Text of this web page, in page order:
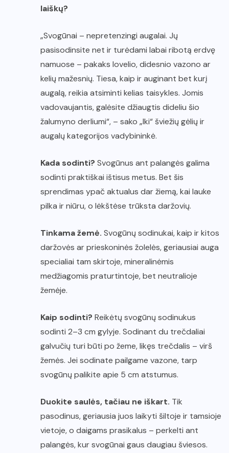
laiškų?
„Svogūnai – nepretenzingi augalai. Jų
pasisodinsite net ir turėdami labai ribotą erdvę
namuose – pakaks lovelio, didesnio vazono ar
kelių mažesnių. Tiesa, kaip ir auginant bet kurį
augalą, reikia atsiminti kelias taisykles. Jomis
vadovaujantis, galėsite džiaugtis dideliu šio
žalumyno derliumi“, – sako „Iki“ šviežių gėlių ir
augalų kategorijos vadybininkė.
Kada sodinti? Svogūnus ant palangės galima
sodinti praktiškai ištisus metus. Bet šis
sprendimas ypač aktualus dar žiemą, kai lauke
pilka ir niūru, o lėkštėse trūksta daržovių.
Tinkama žemė. Svogūnų sodinukai, kaip ir kitos
daržovės ar prieskoninės žolelės, geriausiai auga
specialiai tam skirtoje, mineralinėmis
medžiagomis praturtintoje, bet neutralioje
žemėje.
Kaip sodinti? Reikėtų svogūnų sodinukus
sodinti 2–3 cm gylyje. Sodinant du trečdaliai
galvučių turi būti po žeme, likęs trečdalis – virš
žemės. Jei sodinate pailgame vazone, tarp
svogūnų palikite apie 5 cm atstumus.
Duokite saulės, tačiau ne iškart. Tik
pasodinus, geriausia juos laikyti šiltoje ir tamsioje
vietoje, o daigams prasikalus – perkelti ant
palangės, kur svogūnai gaus daugiau šviesos.